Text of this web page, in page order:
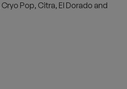
Pop, Citra, El Dorado and